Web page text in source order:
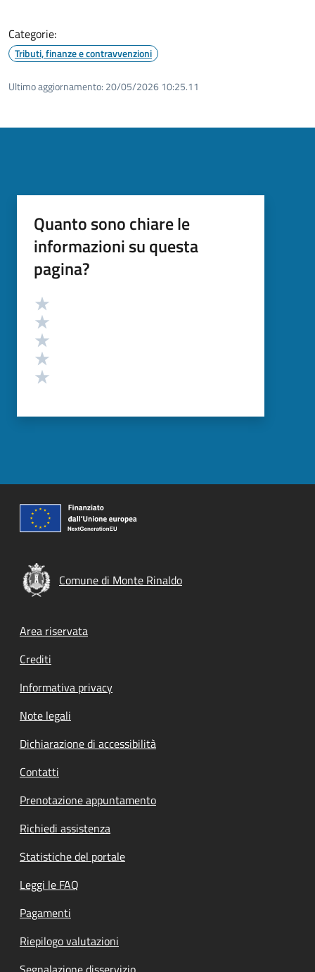
Categorie:
Tributi, finanze e contravvenzioni
Ultimo aggiornamento: 20/05/2026 10:25.11
Quanto sono chiare le
informazioni su questa
pagina?
Valutazione
Comune di Monte Rinaldo
Footer menu
Area riservata
Crediti
Informativa privacy
Note legali
Dichiarazione di accessibilità
Contatti
Prenotazione appuntamento
Richiedi assistenza
Statistiche del portale
Leggi le FAQ
Pagamenti
Riepilogo valutazioni